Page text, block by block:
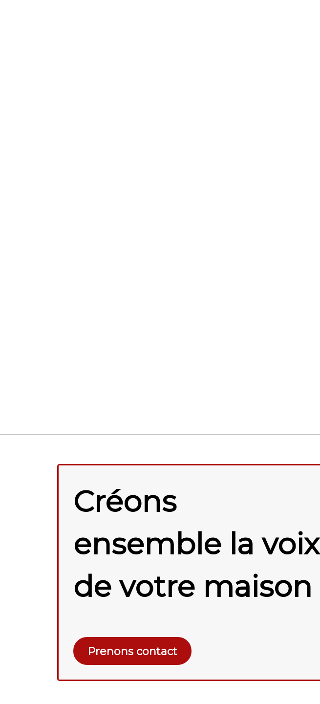
Créons
ensemble la voix
de votre maison
Prenons contact